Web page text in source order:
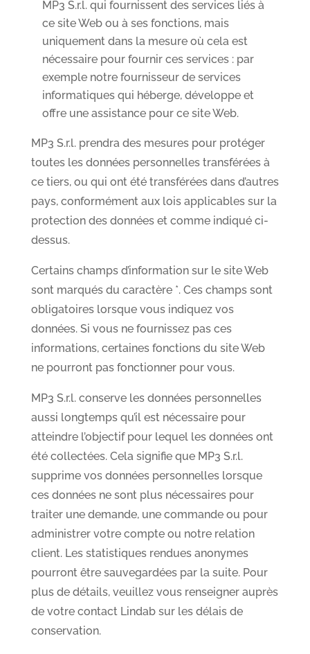
MP3 S.r.l. qui fournissent des services liés à
ce site Web ou à ses fonctions, mais
uniquement dans la mesure où cela est
nécessaire pour fournir ces services : par
exemple notre fournisseur de services
informatiques qui héberge, développe et
offre une assistance pour ce site Web.
MP3 S.r.l. prendra des mesures pour protéger
toutes les données personnelles transférées à
ce tiers, ou qui ont été transférées dans d’autres
pays, conformément aux lois applicables sur la
protection des données et comme indiqué ci-
dessus.
Certains champs d’information sur le site Web
sont marqués du caractère *. Ces champs sont
obligatoires lorsque vous indiquez vos
données. Si vous ne fournissez pas ces
informations, certaines fonctions du site Web
ne pourront pas fonctionner pour vous.
MP3 S.r.l. conserve les données personnelles
aussi longtemps qu’il est nécessaire pour
atteindre l’objectif pour lequel les données ont
été collectées. Cela signifie que MP3 S.r.l.
supprime vos données personnelles lorsque
ces données ne sont plus nécessaires pour
traiter une demande, une commande ou pour
administrer votre compte ou notre relation
client. Les statistiques rendues anonymes
pourront être sauvegardées par la suite. Pour
plus de détails, veuillez vous renseigner auprès
de votre contact Lindab sur les délais de
conservation.